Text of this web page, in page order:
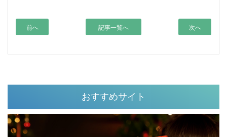
前へ 記事一覧へ 次へ
おすすめサイト